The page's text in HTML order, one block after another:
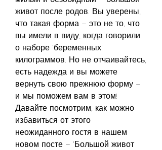
живот после родов. Вы уверены,
что такая форма – это не то, что
вы имели в виду, когда говорили
о наборе 'беременных'
килограммов. Но не отчаивайтесь,
есть надежда и вы можете
вернуть свою прежнюю форму –
и мы поможем вам в этом!
Давайте посмотрим, как можно
избавиться от этого
неожиданного гостя в нашем
новом посте – 'Большой живот